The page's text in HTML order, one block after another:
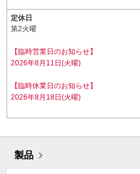
定休日
第2火曜
【臨時営業日のお知らせ】
2026年8月11日(火曜)
【臨時休業日のお知らせ】
2026年8月18日(火曜)
製品